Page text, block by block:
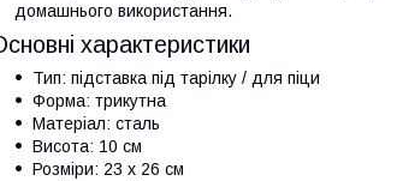
домашнього використання.
характеристики
Тип: підставка під тарілку / для піци
Форма: трикутна
Матеріал: сталь
Висота: 10 см
Розміри: 23 х 26 см